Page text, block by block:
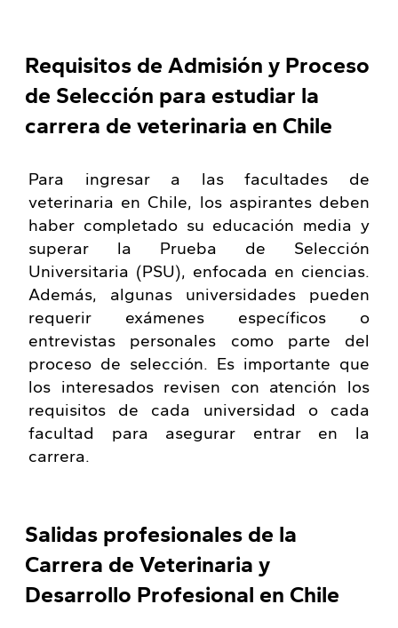
Requisitos de Admisión y Proceso
de Selección para estudiar la
carrera de veterinaria en Chile
Para ingresar a las facultades de
veterinaria en Chile, los aspirantes deben
haber completado su educación media y
superar la Prueba de Selección
Universitaria (PSU), enfocada en ciencias.
Además, algunas universidades pueden
requerir exámenes específicos o
entrevistas personales como parte del
proceso de selección. Es importante que
los interesados revisen con atención los
requisitos de cada universidad o cada
facultad para asegurar entrar en la
carrera.
Salidas profesionales de la
Carrera de Veterinaria y
Desarrollo Profesional en Chile